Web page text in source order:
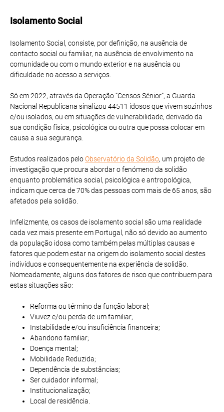
Isolamento Social
Isolamento Social, consiste, por definição, na ausência de
contacto social ou familiar, na ausência de envolvimento na
comunidade ou com o mundo exterior e na ausência ou
dificuldade no acesso a serviços.
Só em 2022, através da Operação “Censos Sénior”, a Guarda
Nacional Republicana sinalizou 44511 idosos que vivem sozinhos
e/ou isolados, ou em situações de vulnerabilidade, derivado da
sua condição física, psicológica ou outra que possa colocar em
causa a sua segurança.
Estudos realizados peloObservatório da Solidão, um projeto de
investigação que procura abordar o fenómeno da solidão
enquanto problemática social, psicológica e antropológica,
indicam que cerca de 70% das pessoas com mais de 65 anos, são
afetados pela solidão.
Infelizmente, os casos de isolamento social são uma realidade
cada vez mais presente em Portugal, não só devido ao aumento
da população idosa como também pelas múltiplas causas e
fatores que podem estar na origem do isolamento social destes
indivíduos e consequentemente na experiência de solidão.
Nomeadamente, alguns dos fatores de risco que contribuem para
estas situações são:
Reforma ou término da função laboral;
Viuvez e/ou perda de um familiar;
Instabilidade e/ou insuficiência financeira;
Abandono familiar;
Doença mental;
Mobilidade Reduzida;
Dependência de substâncias;
Ser cuidador informal;
Institucionalização;
Local de residência.